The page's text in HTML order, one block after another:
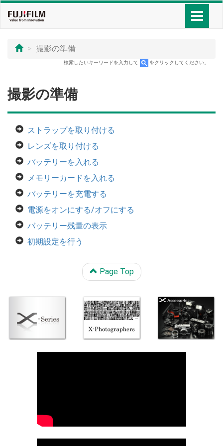
撮影の準備
検索したいキーワードを入力して をクリックしてください。
撮影の準備
ストラップを取り付ける
レンズを取り付ける
バッテリーを入れる
メモリーカードを入れる
バッテリーを充電する
電源をオンにする/オフにする
バッテリー残量の表示
初期設定を行う
Page Top